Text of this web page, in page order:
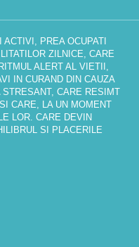
PREA OCUPATI
ZILNICE, CARE
ALERT AL VIETII,
IN CURAND DIN CAUZA
CARE RESIMT
CARE, LA UN MOMENT
LOR. CARE DEVIN
SI PLACERILE